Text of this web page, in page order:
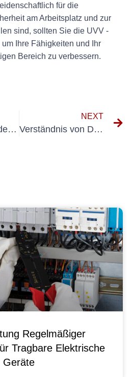
für die
am Arbeitsplatz und zur
sind, sollten Sie die UVV -
Ihre Fähigkeiten und Ihr
Bereich zu verbessern.
Die Bedeutung der Auswahl eines zuverlässigen DGUV V3 -Schmuckanbieters
NEXT
Verständnis von DGUV Vorschrift 3: Ein umfassender Leitfaden für die Inspektionsanforderungen
Regelmäßiger
Tragbare Elektrische
Geräte